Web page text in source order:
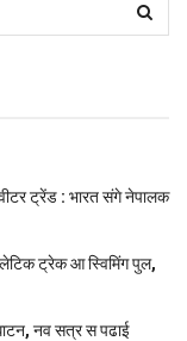
ट्रेंड : भारत संगे नेपालक
ट्रेक आ स्विमिंग पुल,
नव सत्र स पढाई